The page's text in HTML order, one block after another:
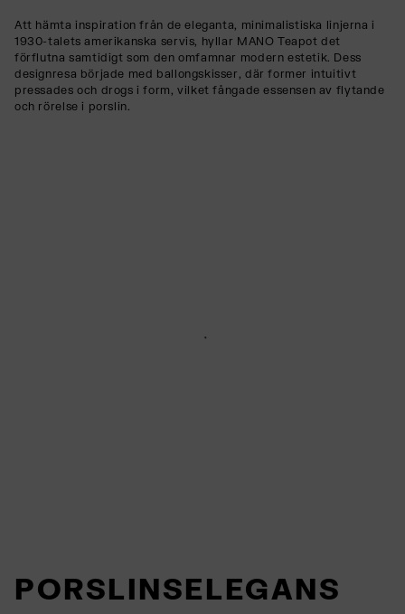
Att hämta inspiration från de eleganta, minimalistiska linjerna i
1930-talets amerikanska servis, hyllar MANO Teapot det
förflutna samtidigt som den omfamnar modern estetik. Dess
designresa började med ballongskisser, där former intuitivt
pressades och drogs i form, vilket fångade essensen av flytande
och rörelse i porslin.
PORSLINSELEGANS